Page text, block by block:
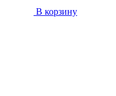
В корзину